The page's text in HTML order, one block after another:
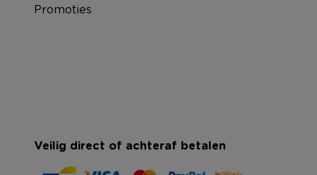
Promoties
Veilig direct of achteraf betalen